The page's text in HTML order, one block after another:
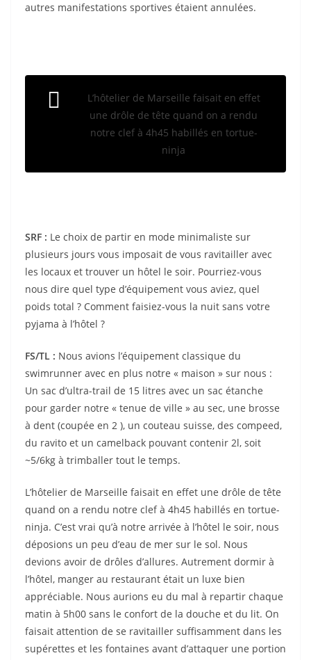
autres manifestations sportives étaient annulées.
L’hôtelier de Marseille faisait en effet
une drôle de tête quand on a rendu
notre clef à 4h45 habillés en tortue-
ninja
SRF : Le choix de partir en mode minimaliste sur
plusieurs jours vous imposait de vous ravitailler avec
les locaux et trouver un hôtel le soir. Pourriez-vous
nous dire quel type d’équipement vous aviez, quel
poids total ? Comment faisiez-vous la nuit sans votre
pyjama à l’hôtel ?
FS/TL : Nous avions l’équipement classique du
swimrunner avec en plus notre « maison » sur nous :
Un sac d’ultra-trail de 15 litres avec un sac étanche
pour garder notre « tenue de ville » au sec, une brosse
à dent (coupée en 2 ), un couteau suisse, des compeed,
du ravito et un camelback pouvant contenir 2l, soit
~5/6kg à trimballer tout le temps.
L’hôtelier de Marseille faisait en effet une drôle de tête
quand on a rendu notre clef à 4h45 habillés en tortue-
ninja. C’est vrai qu’à notre arrivée à l’hôtel le soir, nous
déposions un peu d’eau de mer sur le sol. Nous
devions avoir de drôles d’allures. Autrement dormir à
l’hôtel, manger au restaurant était un luxe bien
appréciable. Nous aurions eu du mal à repartir chaque
matin à 5h00 sans le confort de la douche et du lit. On
faisait attention de se ravitailler suffisamment dans les
supérettes et les fontaines avant d’attaquer une portion